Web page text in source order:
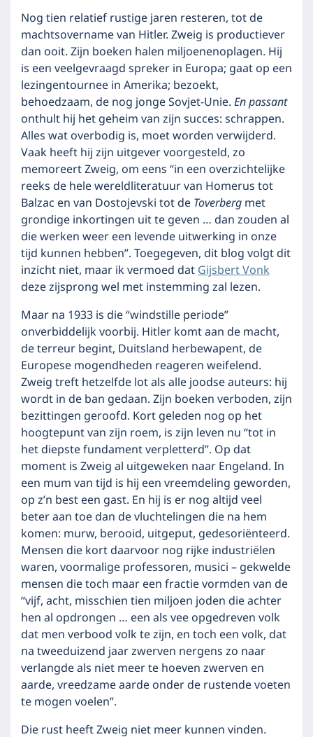
Nog tien relatief rustige jaren resteren, tot de
machtsovername van Hitler. Zweig is productiever
dan ooit. Zijn boeken halen miljoenenoplagen. Hij
is een veelgevraagd spreker in Europa; gaat op een
lezingentournee in Amerika; bezoekt,
behoedzaam, de nog jonge Sovjet-Unie.En passant
onthult hij het geheim van zijn succes: schrappen.
Alles wat overbodig is, moet worden verwijderd.
Vaak heeft hij zijn uitgever voorgesteld, zo
memoreert Zweig, om eens “in een overzichtelijke
reeks de hele wereldliteratuur van Homerus tot
Balzac en van Dostojevski tot deToverbergmet
grondige inkortingen uit te geven … dan zouden al
die werken weer een levende uitwerking in onze
tijd kunnen hebben”. Toegegeven, dit blog volgt dit
inzicht niet, maar ik vermoed datGijsbert Vonk
deze zijsprong wel met instemming zal lezen.
Maar na 1933 is die “windstille periode”
onverbiddelijk voorbij. Hitler komt aan de macht,
de terreur begint, Duitsland herbewapent, de
Europese mogendheden reageren weifelend.
Zweig treft hetzelfde lot als alle joodse auteurs: hij
wordt in de ban gedaan. Zijn boeken verboden, zijn
bezittingen geroofd. Kort geleden nog op het
hoogtepunt van zijn roem, is zijn leven nu “tot in
het diepste fundament verpletterd”. Op dat
moment is Zweig al uitgeweken naar Engeland. In
een mum van tijd is hij een vreemdeling geworden,
op z’n best een gast. En hij is er nog altijd veel
beter aan toe dan de vluchtelingen die na hem
komen: murw, berooid, uitgeput, gedesoriënteerd.
Mensen die kort daarvoor nog rijke industriëlen
waren, voormalige professoren, musici – gekwelde
mensen die toch maar een fractie vormden van de
“vijf, acht, misschien tien miljoen joden die achter
hen al opdrongen … een als vee opgedreven volk
dat men verbood volk te zijn, en toch een volk, dat
na tweeduizend jaar zwerven nergens zo naar
verlangde als niet meer te hoeven zwerven en
aarde, vreedzame aarde onder de rustende voeten
te mogen voelen”.
Die rust heeft Zweig niet meer kunnen vinden.